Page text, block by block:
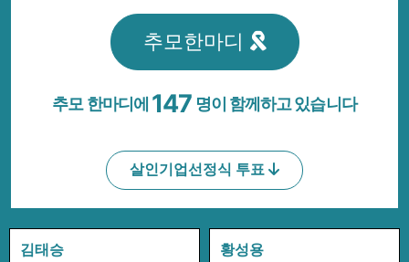
2026년, 개정 노조법 시행으로 하청노동자들이 원청
과 직접 교섭할 수 있는 길이 열렸다. 원청교섭은 죽음
확실한 방법이다.
민주노총은 모든 사업장에서 원청교섭을 요구하고, 노
동자가 직접 안전을 요구하고 지킬 수 있는 일터를 만
전을 지키는 지방정부를 만들어 나갈 것이다. 노동자
추모한마디
추모 한마디에 147 명이 함께하고 있습니다
살인기업선정식 투표
김태승
황성용